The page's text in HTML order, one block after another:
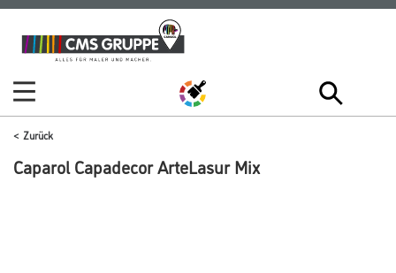
Zum
Inhalt
Zum
Navigationsmenü
Zurück
Caparol Capadecor ArteLasur Mix